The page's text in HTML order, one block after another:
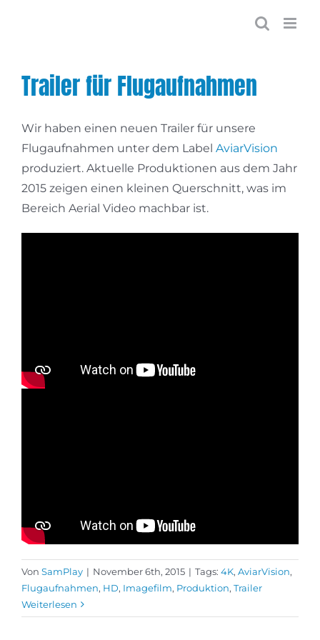
Trailer für Flugaufnahmen
Wir haben einen neuen Trailer für unsere
Flugaufnahmen unter dem Label AviarVision
produziert. Aktuelle Produktionen aus dem Jahr
2015 zeigen einen kleinen Querschnitt, was im
Bereich Aerial Video machbar ist.
Von SamPlay | November 6th, 2015 | Tags: 4K, AviarVision,
Flugaufnahmen, HD, Imagefilm, Produktion, Trailer
Weiterlesen